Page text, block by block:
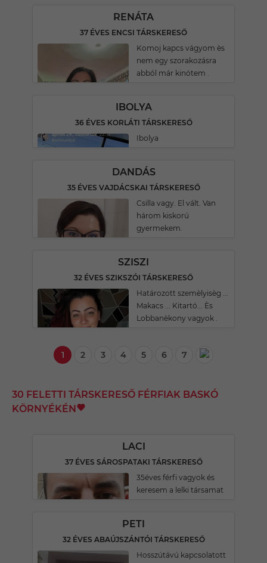
RENÁTA
37 ÉVES ENCSI TÁRSKERESŐ
Komoj kapcs vágyom ès
nem egy szorakozásra
abból már kinötem .
IBOLYA
36 ÉVES KORLÁTI TÁRSKERESŐ
Ibolya
DANDÁS
35 ÉVES VAJDÁCSKAI TÁRSKERESŐ
Csilla vagy. El vált. Van
három kiskorú
gyermekem.
SZISZI
32 ÉVES SZIKSZÓI TÁRSKERESŐ
Határozott szemèlyisèg ...
Makacs ... Kitartó... Ès
Lobbanèkony vagyok .
1 2 3 4 5 6 7
30 FELETTI TÁRSKERESŐ FÉRFIAK BASKÓ
KÖRNYÉKÉN
LACI
37 ÉVES SÁROSPATAKI TÁRSKERESŐ
35éves férfi vagyok és
keresem a lelki társamat
PETI
32 ÉVES ABAÚJSZÁNTÓI TÁRSKERESŐ
Hosszútávú kapcsolatott